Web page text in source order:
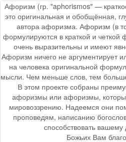
Афоризм (гр. "aphorismos" —
это оригинальная и обобщённая,
автора афоризма. Афоризм (в
формулируются в краткой и четкой
очень выразительны и имеют
Афоризм ничего не аргументирует
на человека оригинальной
мысли. Чем меньше слов, тем
В этом проекте собраны
афоризмы или афоризмы,
мировоззрению. Надеемся они
проповедям, написанию
способствовать вашему
Божьих Вам